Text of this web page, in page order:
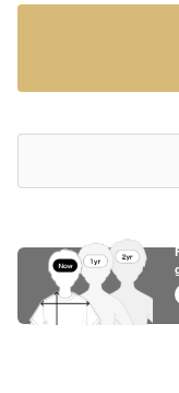
店頭在庫を確